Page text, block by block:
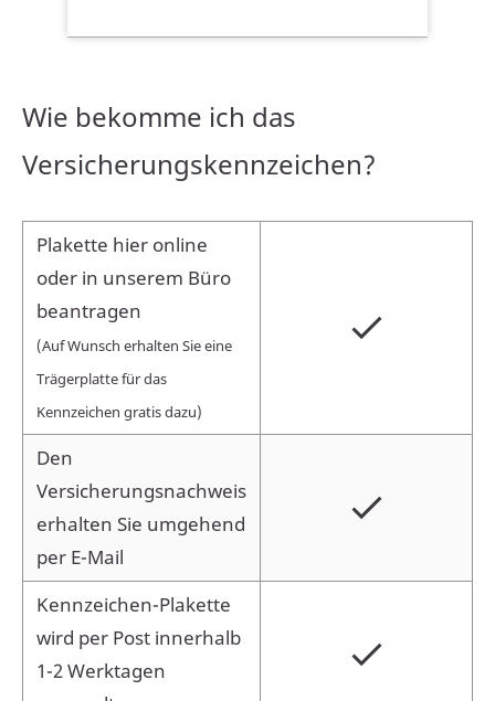
Wie bekomme ich das
Versicherungskennzeichen?
Plakette hier online
oder in unserem Büro
beantragen
(Auf Wunsch erhalten Sie eine
Trägerplatte für das
Kennzeichen gratis dazu)
Den
Versicherungsnachweis
erhalten Sie umgehend
per E-Mail
Kennzeichen-Plakette
wird per Post innerhalb
1-2 Werktagen